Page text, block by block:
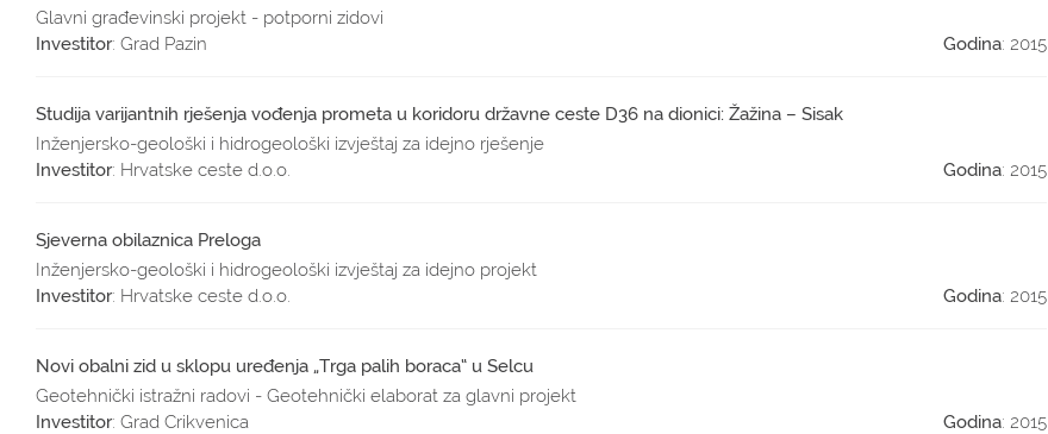
Glavni građevinski projekt - potporni zidovi
Investitor: Grad Pazin Godina: 2015
Studija varijantnih rješenja vođenja prometa u koridoru državne ceste D36 na dionici: Žažina – Sisak
Inženjersko-geološki i hidrogeološki izvještaj za idejno rješenje
Investitor: Hrvatske ceste d.o.o. Godina: 2015
Sjeverna obilaznica Preloga
Inženjersko-geološki i hidrogeološki izvještaj za idejno projekt
Investitor: Hrvatske ceste d.o.o. Godina: 2015
Novi obalni zid u sklopu uređenja „Trga palih boraca“ u Selcu
Geotehnički istražni radovi - Geotehnički elaborat za glavni projekt
Investitor: Grad Crikvenica Godina: 2015